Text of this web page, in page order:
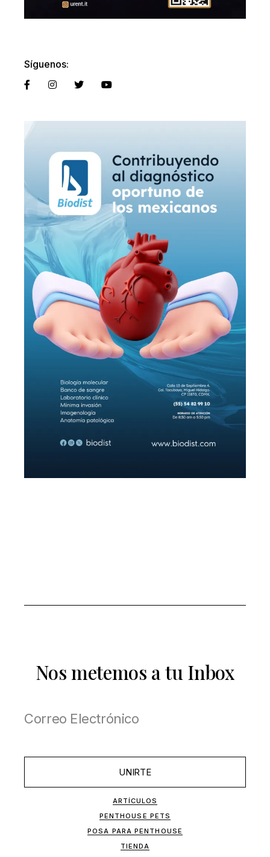
Síguenos:
Nos metemos a tu Inbox
UNIRTE
ARTÍCULOS
PENTHOUSE PETS
POSA PARA PENTHOUSE
TIENDA